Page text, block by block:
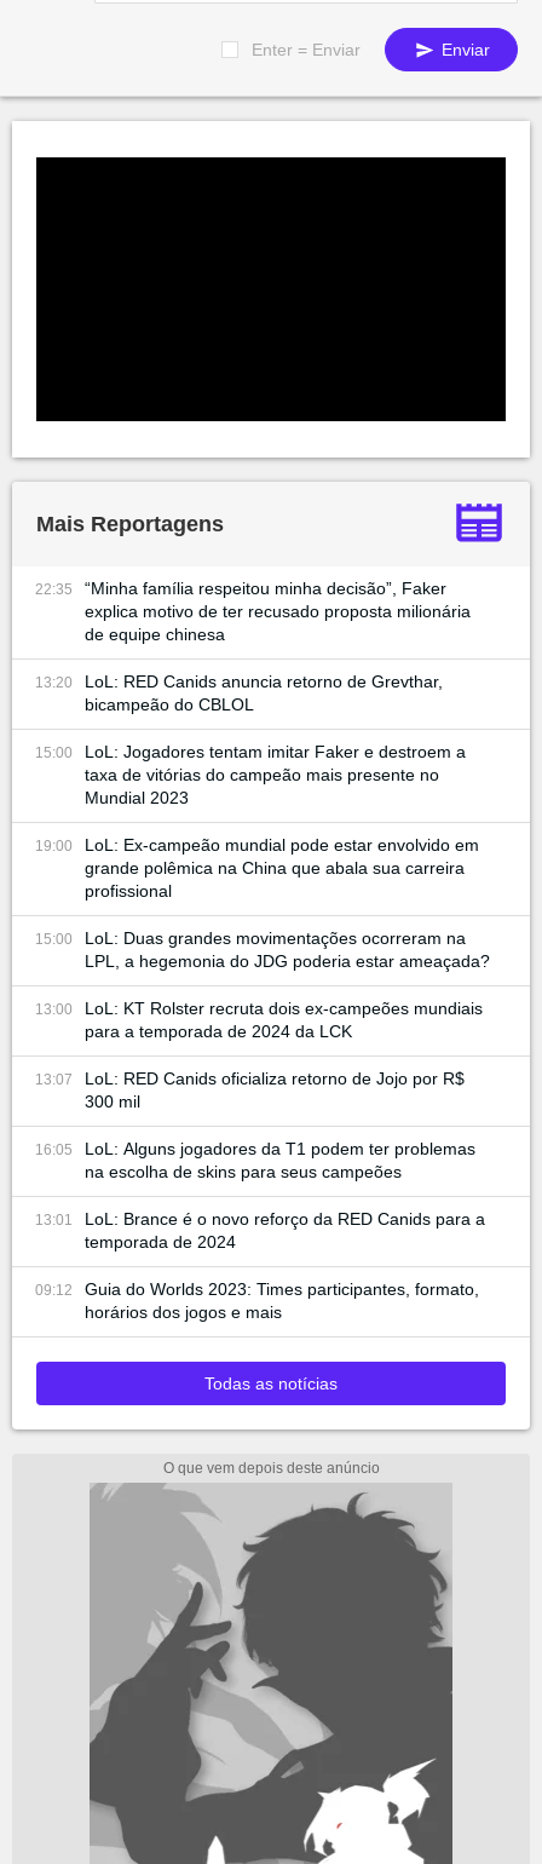
Enter = Enviar Enviar
Mais Reportagens
22:35
“Minha família respeitou minha decisão”, Faker
explica motivo de ter recusado proposta milionária
de equipe chinesa
13:20
LoL: RED Canids anuncia retorno de Grevthar,
bicampeão do CBLOL
15:00
LoL: Jogadores tentam imitar Faker e destroem a
taxa de vitórias do campeão mais presente no
Mundial 2023
19:00
LoL: Ex-campeão mundial pode estar envolvido em
grande polêmica na China que abala sua carreira
profissional
15:00
LoL: Duas grandes movimentações ocorreram na
LPL, a hegemonia do JDG poderia estar ameaçada?
13:00
LoL: KT Rolster recruta dois ex-campeões mundiais
para a temporada de 2024 da LCK
13:07
LoL: RED Canids oficializa retorno de Jojo por R$
300 mil
16:05
LoL: Alguns jogadores da T1 podem ter problemas
na escolha de skins para seus campeões
13:01
LoL: Brance é o novo reforço da RED Canids para a
temporada de 2024
09:12
Guia do Worlds 2023: Times participantes, formato,
horários dos jogos e mais
Todas as notícias